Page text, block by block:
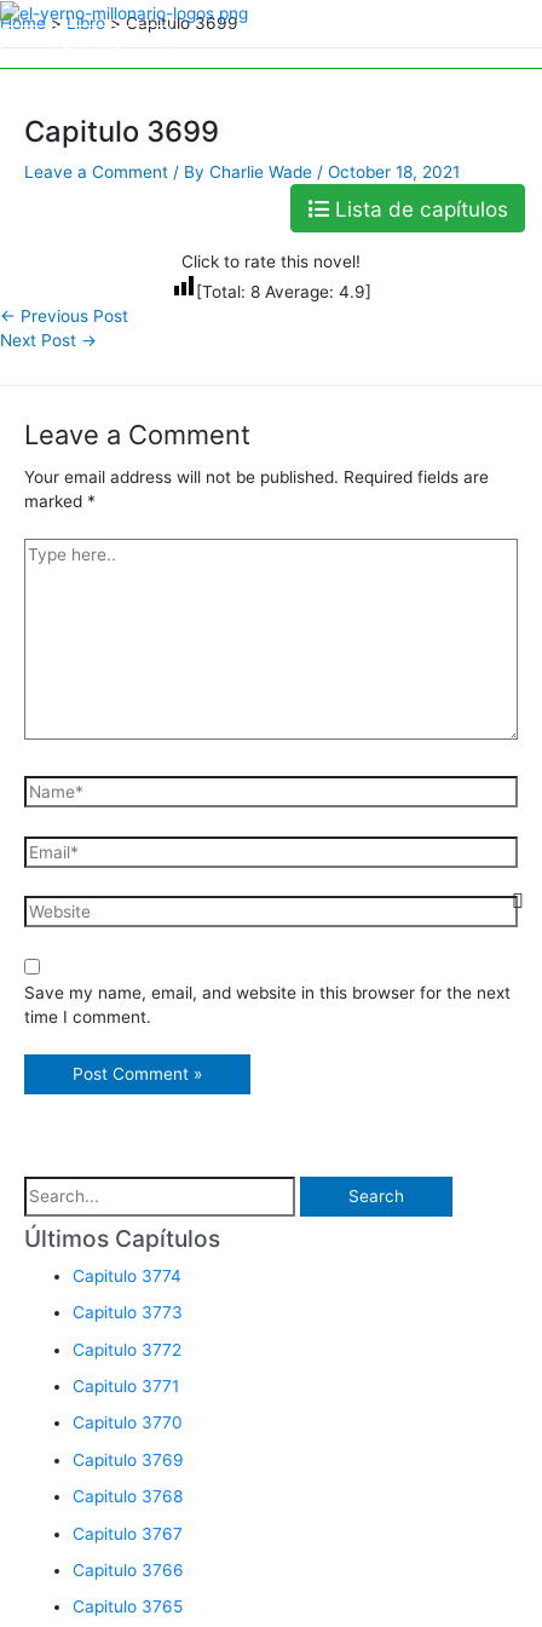
Skip
to
Home Libro Capitulo 3699
Capitulo 3699
Leave a Comment / By Charlie Wade / October 18, 2021
Lista de capítulos
Click to rate this novel!
[Total: 8Average: 4.9]
← Previous Post
Next Post →
Leave a Comment
Your email address will not be published. Required fields are
marked *
Type
Name*
Email*
Website
Save my name, email, and website in this browser for the next
time I comment.
S
e
Últimos Capítulos
Capitulo 3774
Capitulo 3773
Capitulo 3772
Capitulo 3771
Capitulo 3770
Capitulo 3769
Capitulo 3768
Capitulo 3767
Capitulo 3766
Capitulo 3765